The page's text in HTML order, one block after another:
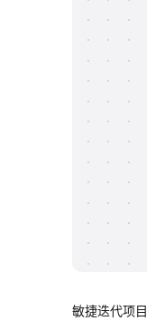
敏捷迭代项